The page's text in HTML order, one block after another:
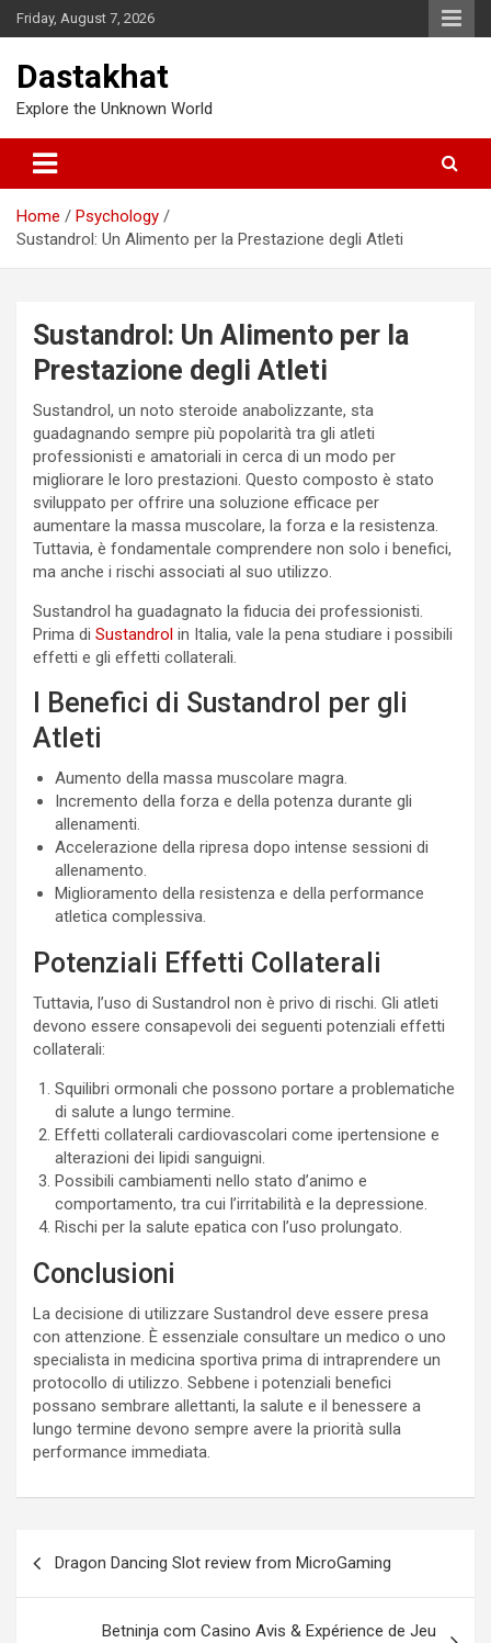
Friday, August 7, 2026
Dastakhat
Explore the Unknown World
Home
Psychology
Sustandrol: Un Alimento per la Prestazione degli Atleti
Sustandrol: Un Alimento per la
Prestazione degli Atleti
Sustandrol, un noto steroide anabolizzante, sta
guadagnando sempre più popolarità tra gli atleti
professionisti e amatoriali in cerca di un modo per
migliorare le loro prestazioni. Questo composto è stato
sviluppato per offrire una soluzione efficace per
aumentare la massa muscolare, la forza e la resistenza.
Tuttavia, è fondamentale comprendere non solo i benefici,
ma anche i rischi associati al suo utilizzo.
Sustandrol ha guadagnato la fiducia dei professionisti.
Prima di Sustandrol in Italia, vale la pena studiare i possibili
effetti e gli effetti collaterali.
I Benefici di Sustandrol per gli
Atleti
Aumento della massa muscolare magra.
Incremento della forza e della potenza durante gli
allenamenti.
Accelerazione della ripresa dopo intense sessioni di
allenamento.
Miglioramento della resistenza e della performance
atletica complessiva.
Potenziali Effetti Collaterali
Tuttavia, l’uso di Sustandrol non è privo di rischi. Gli atleti
devono essere consapevoli dei seguenti potenziali effetti
collaterali:
Squilibri ormonali che possono portare a problematiche
di salute a lungo termine.
Effetti collaterali cardiovascolari come ipertensione e
alterazioni dei lipidi sanguigni.
Possibili cambiamenti nello stato d’animo e
comportamento, tra cui l’irritabilità e la depressione.
Rischi per la salute epatica con l’uso prolungato.
Conclusioni
La decisione di utilizzare Sustandrol deve essere presa
con attenzione. È essenziale consultare un medico o uno
specialista in medicina sportiva prima di intraprendere un
protocollo di utilizzo. Sebbene i potenziali benefici
possano sembrare allettanti, la salute e il benessere a
lungo termine devono sempre avere la priorità sulla
performance immediata.
Dragon Dancing Slot review from MicroGaming
Betninja com Casino Avis & Expérience de Jeu